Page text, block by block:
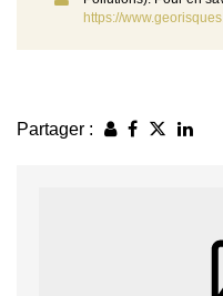
https://
Partager :